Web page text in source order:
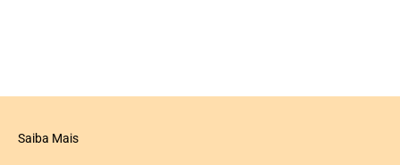
Saiba Mais